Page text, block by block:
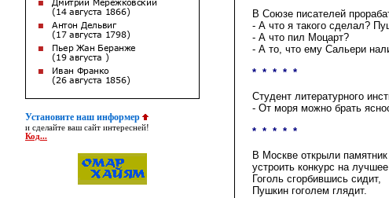
Установите наш информер
и сделайте ваш сайт интересней!
Код...
В Союзе писателей
- А что я такого сделал?
- А что пил Моцарт?
- А то, что ему Сальери
* * * * *
Студент литературного
- От моря можно брать
* * * * *
В Москве открыли
устроить конкурс на
Гоголь сгорбившись сидит,
Пушкин гоголем глядит.